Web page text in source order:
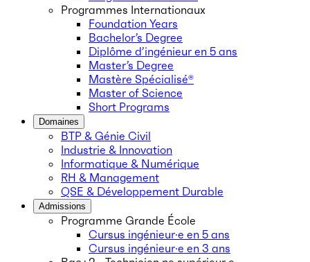
Programmes Internationaux
Foundation Years
Bachelor’s Degree
Diplôme d’ingénieur en 5 ans
Master’s Degree
Mastère Spécialisé®
Master of Science
Short Programs
Domaines
BTP & Génie Civil
Industrie & Innovation
Informatique & Numérique
RH & Management
QSE & Développement Durable
Admissions
Programme Grande École
Cursus ingénieur·e en 5 ans
Cursus ingénieur·e en 3 ans